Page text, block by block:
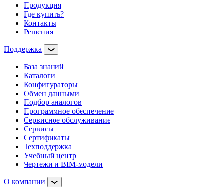
Продукция
Где купить?
Контакты
Решения
Поддержка
База знаний
Каталоги
Конфигураторы
Обмен данными
Подбор аналогов
Программное обеспечение
Сервисное обслуживание
Сервисы
Сертификаты
Техподдержка
Учебный центр
Чертежи и BIM-модели
О компании